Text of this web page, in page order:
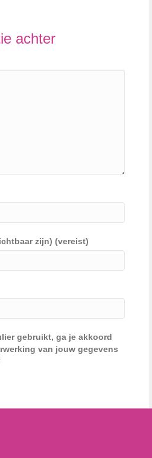
achter
zijn) (vereist)
gebruikt, ga je akkoord
van jouw gegevens